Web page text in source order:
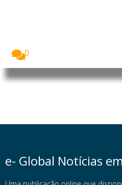
0
e- Global Notícias